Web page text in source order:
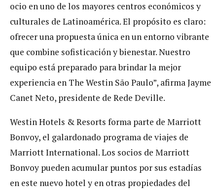
ocio en uno de los mayores centros económicos y
culturales de Latinoamérica. El propósito es claro:
ofrecer una propuesta única en un entorno vibrante
que combine sofisticación y bienestar. Nuestro
equipo está preparado para brindar la mejor
experiencia en The Westin São Paulo”, afirma Jayme
Canet Neto, presidente de Rede Deville.
Westin Hotels & Resorts forma parte de Marriott
Bonvoy, el galardonado programa de viajes de
Marriott International. Los socios de Marriott
Bonvoy pueden acumular puntos por sus estadías
en este nuevo hotel y en otras propiedades del